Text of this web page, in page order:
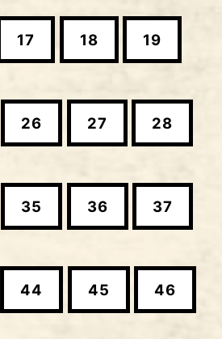
17 18 19
26 27 28
35 36 37
44 45 46